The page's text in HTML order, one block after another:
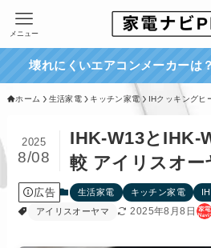
メニュー
壊れにくいエアコンメーカーは？
ホーム 生活家電 キッチン家電 IHクッキングヒ
IHK-W13とIHK-
較 アイリスオー
2025
8/08
広告 生活家電 キッチン家電
アイリスオーヤマ
2025年8月8日